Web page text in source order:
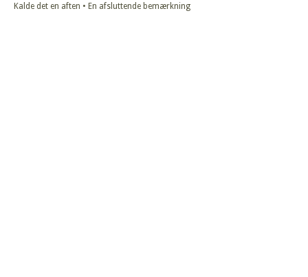
Kalde det en aften • En afsluttende bemærkning